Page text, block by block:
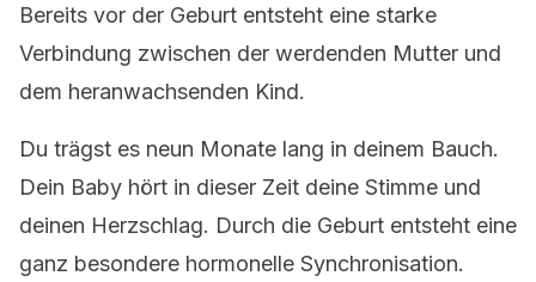
Bereits vor der Geburt entsteht eine starke
Verbindung zwischen der werdenden Mutter und
dem heranwachsenden Kind.
Du trägst es neun Monate lang in deinem Bauch.
Dein Baby hört in dieser Zeit deine Stimme und
deinen Herzschlag. Durch die Geburt entsteht eine
ganz besondere hormonelle Synchronisation.